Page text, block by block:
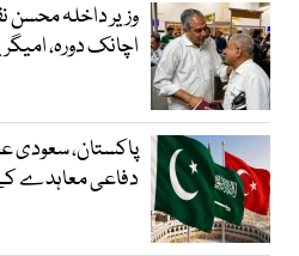
وزیر داخلہ محسن
اچانک دورہ،
پاکستان، سعودی
دفاعی معاہدے